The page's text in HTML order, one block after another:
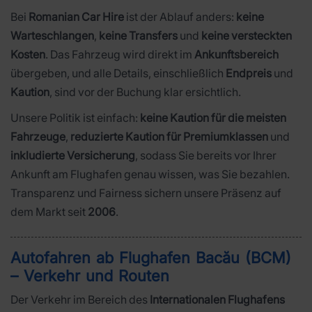
Bei Romanian Car Hire ist der Ablauf anders: keine
Warteschlangen, keine Transfers und keine versteckten
Kosten. Das Fahrzeug wird direkt im Ankunftsbereich
übergeben, und alle Details, einschließlich Endpreis und
Kaution, sind vor der Buchung klar ersichtlich.
Unsere Politik ist einfach: keine Kaution für die meisten
Fahrzeuge, reduzierte Kaution für Premiumklassen und
inkludierte Versicherung, sodass Sie bereits vor Ihrer
Ankunft am Flughafen genau wissen, was Sie bezahlen.
Transparenz und Fairness sichern unsere Präsenz auf
dem Markt seit 2006.
Autofahren ab Flughafen Bacău (BCM)
– Verkehr und Routen
Der Verkehr im Bereich des Internationalen Flughafens